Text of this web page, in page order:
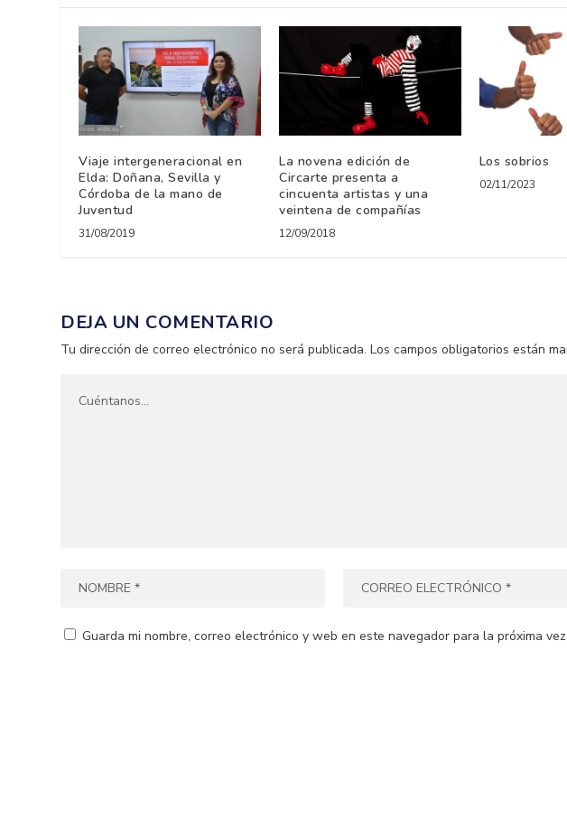
Viaje intergeneracional en
Elda: Doñana, Sevilla y
Córdoba de la mano de
Juventud
31/08/2019
La novena edición de
Circarte presenta a
cincuenta artistas y una
veintena de compañías
12/09/2018
Los sobrios
02/11/2023
DEJA UN COMENTARIO
Tu dirección de correo electrónico no será publicada. Los campos obligatorios están
Guarda mi nombre, correo electrónico y web en este navegador para la próxima